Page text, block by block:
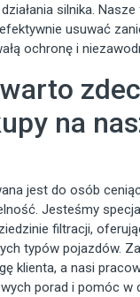
silnika.
usuwać
ochronę i
na
jest do osób
Jesteśmy
filtracji,
typów pojazdów.
klienta, a nasi
porad i pomóc w